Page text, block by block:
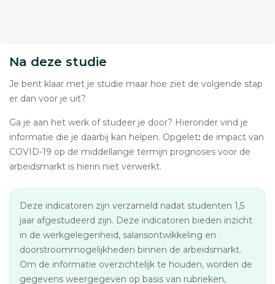
Na deze studie
Je bent klaar met je studie maar hoe ziet de volgende stap
er dan voor je uit?
Ga je aan het werk of studeer je door? Hieronder vind je
informatie die je daarbij kan helpen. Opgelet: de impact van
COVID-19 op de middellange termijn prognoses voor de
arbeidsmarkt is hierin niet verwerkt.
Deze indicatoren zijn verzameld nadat studenten 1,5
jaar afgestudeerd zijn. Deze indicatoren bieden inzicht
in de werkgelegenheid, salarisontwikkeling en
doorstroommogelijkheden binnen de arbeidsmarkt.
Om de informatie overzichtelijk te houden, worden de
gegevens weergegeven op basis van rubrieken,